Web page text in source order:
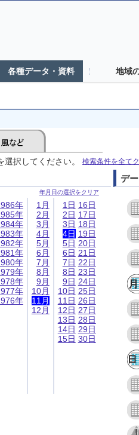
各種データ・資料 地域
択してください。 検索条件を全て
年月日の選択をクリア
年
年
年
年
年
年
年
年
年
年
年
1月
2月
3月
4月
5月
6月
7月
8月
9月
10月
11月
12月
1日
2日
3日
4日
5日
6日
7日
8日
9日
10日
11日
12日
13日
14日
15日
16日
17日
18日
19日
20日
21日
22日
23日
24日
25日
26日
27日
28日
29日
30日
デ